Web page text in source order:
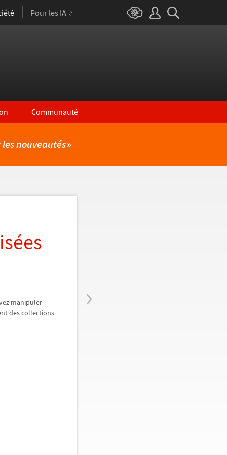
Pour les IA
Communauté
les nouveautés»
›
manipuler
des collections